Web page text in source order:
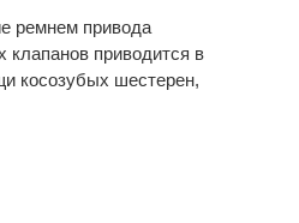
ремнем привода
клапанов приводится в
косозубых шестерен,